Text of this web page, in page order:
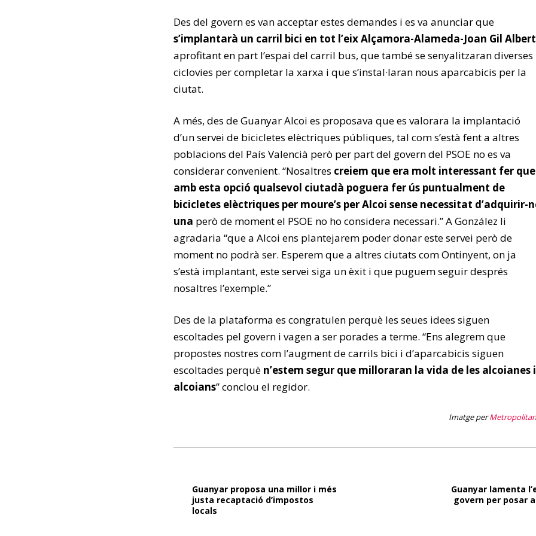
Des del govern es van acceptar estes demandes i es va anunciar que
s’implantarà un carril bici en tot l’eix Alçamora-Alameda-Joan Gil Albert
aprofitant en part l’espai del carril bus, que també se senyalitzaran diverses
ciclovies per completar la xarxa i que s’instal·laran nous aparcabicis per la
ciutat.
A més, des de Guanyar Alcoi es proposava que es valorara la implantació
d’un servei de bicicletes elèctriques públiques, tal com s’està fent a altres
poblacions del País Valencià però per part del govern del PSOE no es va
considerar convenient. “Nosaltres creiem que era molt interessant fer que
amb esta opció qualsevol ciutadà poguera fer ús puntualment de
bicicletes elèctriques per moure’s per Alcoi sense necessitat d’adquirir-
una però de moment el PSOE no ho considera necessari.” A González li
agradaria “que a Alcoi ens plantejarem poder donar este servei però de
moment no podrà ser. Esperem que a altres ciutats com Ontinyent, on ja
s’està implantant, este servei siga un èxit i que puguem seguir després
nosaltres l’exemple.”
Des de la plataforma es congratulen perquè les seues idees siguen
escoltades pel govern i vagen a ser porades a terme. “Ens alegrem que
propostes nostres com l’augment de carrils bici i d’aparcabicis siguen
escoltades perquè n’estem segur que milloraran la vida de les alcoianes i
alcoians” conclou el regidor.
Imatge per
Guanyar lamenta
govern per posar
Guanyar proposa una millor i més
justa recaptació d’impostos
locals